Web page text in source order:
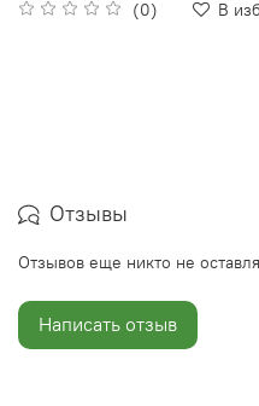
(0) В
Отзывы
Отзывов еще никто не
Написать отзыв